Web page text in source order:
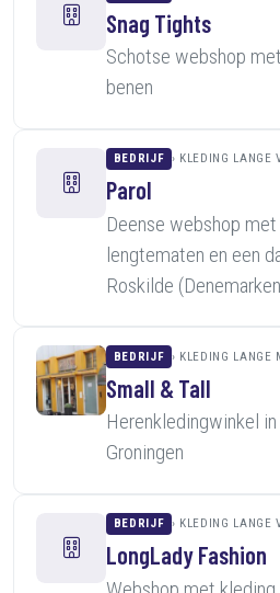
Snag Tights
Schotse webshop
benen
BEDRIJF KLEDING LANGE
Parol
Deense webshop
lengtematen en een
Roskilde
BEDRIJF KLEDING LANGE
Small & Tall
Herenkledingwinkel
Groningen
BEDRIJF KLEDING LANGE
LongLady Fashion